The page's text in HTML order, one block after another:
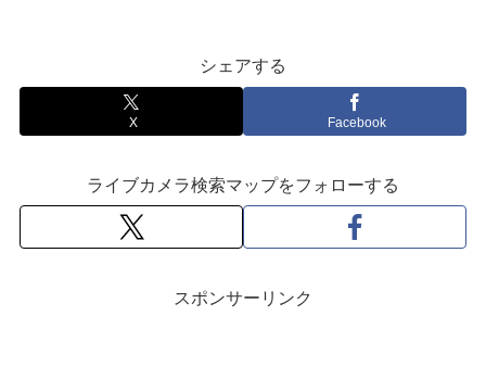
シェアする
X Facebook
ライブカメラ検索マップをフォローする
スポンサーリンク